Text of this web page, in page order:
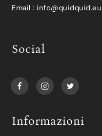
Email : info@quidquid.eu
Social
Informazioni